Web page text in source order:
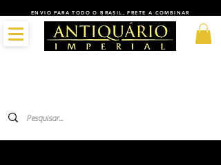
ENVIO PARA TODO O BRASIL, FRETE A COMBINAR